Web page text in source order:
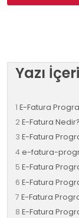
Yazı
E-Fatura
E-Fatura Nedir?
E-Fatura
e-fatura-
E-Fatura
E-Fatura
E-Fatura
E-Fatura